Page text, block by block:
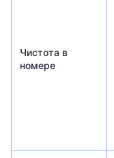
Чистота в
номере